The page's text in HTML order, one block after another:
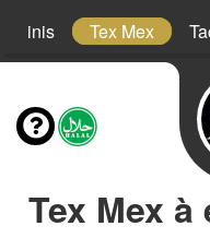
Tex Mex
Tex Mex